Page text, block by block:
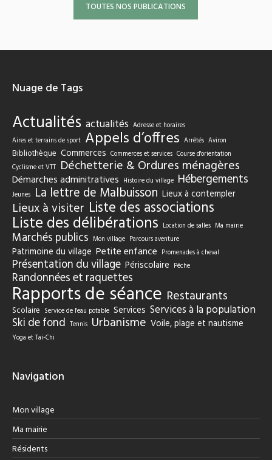
TOUTES NOS PUBLICATIONS
Nuage de Tags
Actualités actualités Adresse et horaires
Aires et terrains de sport Appels d’offres Arrêtés Aviron
Bibliothèque Commerces Commerces et services Course d'orientation
Cyclisme et VTT Déchetterie & Ordures ménagères
Démarches adminitratives Histoire du village Hébergements
Jeunes La lettre de Malbuisson Lieux à contempler
Lieux à visiter Liste des associations
Liste des délibérations Location de salles Ma mairie
Marchés publics Mon village Parcours aventure
Patrimoine du village Petite enfance Promenades à cheval
Présentation du village Périscolaire Pêche
Randonnées et raquettes
Rapports de séance Restaurants
Scolaire Service de l'eau potable Services Services à la population
Ski de fond Tennis Urbanisme Voile, plage et nautisme
Yoga et Tai-Chi
Navigation
Mon village
Ma mairie
Résidents